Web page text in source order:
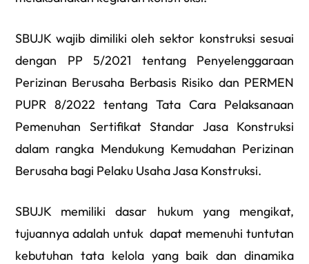
SBUJK wajib dimiliki oleh sektor konstruksi sesuai
dengan PP 5/2021 tentang Penyelenggaraan
Perizinan Berusaha Berbasis Risiko dan PERMEN
PUPR 8/2022 tentang Tata Cara Pelaksanaan
Pemenuhan Sertifikat Standar Jasa Konstruksi
dalam rangka Mendukung Kemudahan Perizinan
Berusaha bagi Pelaku Usaha Jasa Konstruksi.
SBUJK memiliki dasar hukum yang mengikat,
tujuannya adalah untuk dapat memenuhi tuntutan
kebutuhan tata kelola yang baik dan dinamika